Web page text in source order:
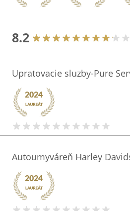
8.2
Upratovacie sluzby-Pure
Autoumyváreň Harley